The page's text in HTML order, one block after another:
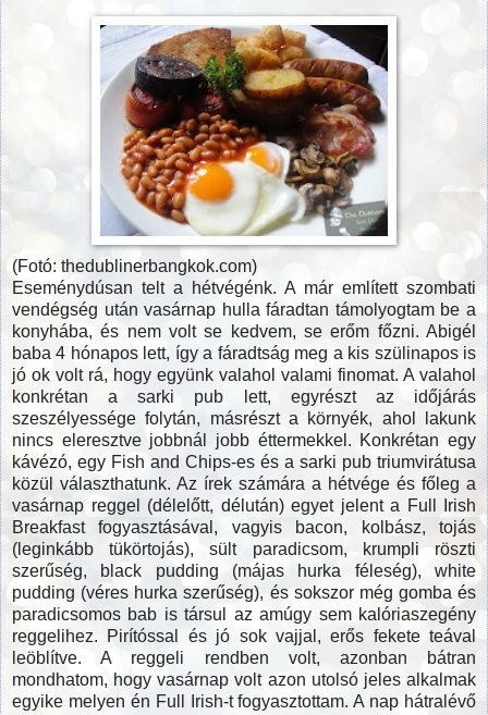
(Fotó: thedublinerbangkok.com)
Eseménydúsan telt a hétvégénk. A már említett szombati
vendégség után vasárnap hulla fáradtan támolyogtam be a
konyhába, és nem volt se kedvem, se erőm főzni. Abigél
baba 4 hónapos lett, így a fáradtság meg a kis szülinapos is
jó ok volt rá, hogy együnk valahol valami finomat. A valahol
konkrétan a sarki pub lett, egyrészt az időjárás
szeszélyessége folytán, másrészt a környék, ahol lakunk
nincs eleresztve jobbnál jobb éttermekkel. Konkrétan egy
kávézó, egy Fish and Chips-es és a sarki pub triumvirátusa
közül választhatunk. Az írek számára a hétvége és főleg a
vasárnap reggel (délelőtt, délután) egyet jelent a Full Irish
Breakfast fogyasztásával, vagyis bacon, kolbász, tojás
(leginkább tükörtojás), sült paradicsom, krumpli röszti
szerűség, black pudding (májas hurka féleség), white
pudding (véres hurka szerűség), és sokszor még gomba és
paradicsomos bab is társul az amúgy sem kalóriaszegény
reggelihez. Pirítóssal és jó sok vajjal, erős fekete teával
leöblítve. A reggeli rendben volt, azonban bátran
mondhatom, hogy vasárnap volt azon utolsó jeles alkalmak
egyike melyen én Full Irish-t fogyasztottam. A nap hátralévő